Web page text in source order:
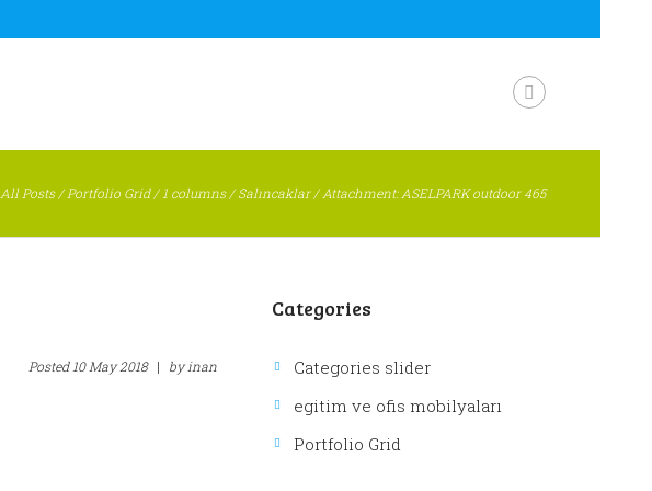
All Posts/Portfolio Grid/ 1 columns/Salıncaklar/Attachment: ASELPARK outdoor 465
Posted 10 May 2018 | byinan
Categories
Categories slider
egitim ve ofis mobilyaları
Portfolio Grid